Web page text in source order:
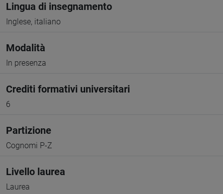
Lingua di insegnamento
Inglese, italiano
Modalità
In presenza
Crediti formativi universitari
6
Partizione
Cognomi P-Z
Livello laurea
Laurea